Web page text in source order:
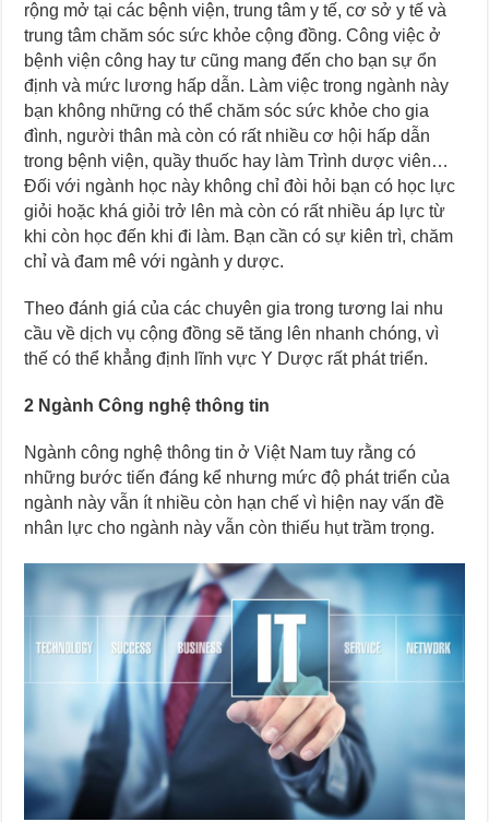
rộng mở tại các bệnh viện, trung tâm y tế, cơ sở y tế và
trung tâm chăm sóc sức khỏe cộng đồng. Công việc ở
bệnh viện công hay tư cũng mang đến cho bạn sự ổn
định và mức lương hấp dẫn. Làm việc trong ngành này
bạn không những có thể chăm sóc sức khỏe cho gia
đình, người thân mà còn có rất nhiều cơ hội hấp dẫn
trong bệnh viện, quầy thuốc hay làm Trình dược viên…
Đối với ngành học này không chỉ đòi hỏi bạn có học lực
giỏi hoặc khá giỏi trở lên mà còn có rất nhiều áp lực từ
khi còn học đến khi đi làm. Bạn cần có sự kiên trì, chăm
chỉ và đam mê với ngành y dược.
Theo đánh giá của các chuyên gia trong tương lai nhu
cầu về dịch vụ cộng đồng sẽ tăng lên nhanh chóng, vì
thế có thể khẳng định lĩnh vực Y Dược rất phát triển.
2 Ngành Công nghệ thông tin
Ngành công nghệ thông tin ở Việt Nam tuy rằng có
những bước tiến đáng kể nhưng mức độ phát triển của
ngành này vẫn ít nhiều còn hạn chế vì hiện nay vấn đề
nhân lực cho ngành này vẫn còn thiếu hụt trầm trọng.